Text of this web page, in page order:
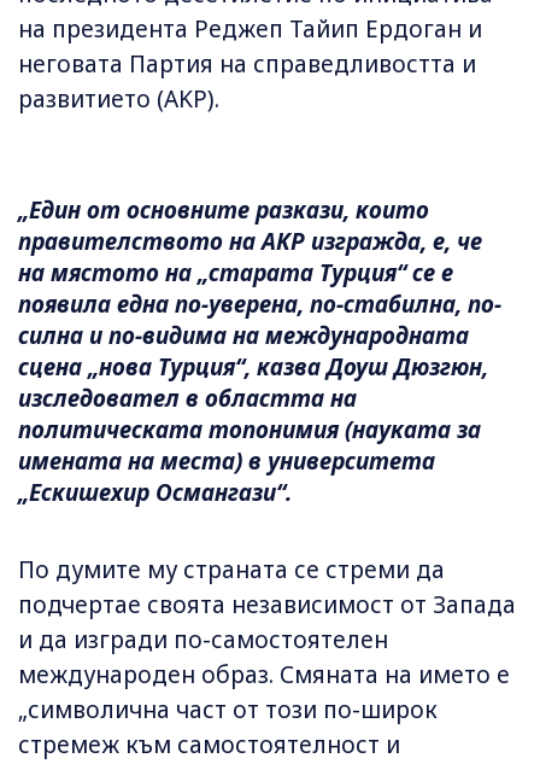
на президента Реджеп Тайип Ердоган и
неговата Партия на справедливостта и
развитието (AKP).
„Един от основните разкази, които
правителството на AKP изгражда, е, че
на мястото на „старата Турция“ се е
появила една по-уверена, по-стабилна, по-
силна и по-видима на международната
сцена „нова Турция“, казва Доуш Дюзгюн,
изследовател в областта на
политическата топонимия (науката за
имената на места) в университета
„Ескишехир Османгази“.
По думите му страната се стреми да
подчертае своята независимост от Запада
и да изгради по-самостоятелен
международен образ. Смяната на името е
„символична част от този по-широк
стремеж към самостоятелност и